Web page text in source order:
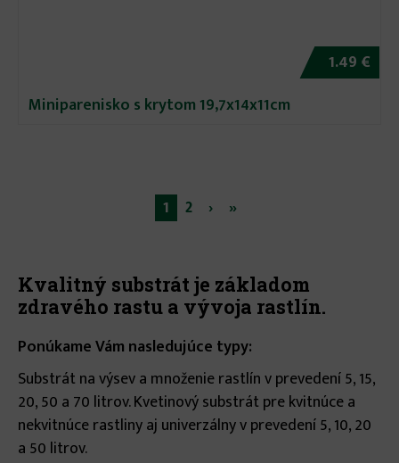
1.49 €
Miniparenisko s krytom 19,7x14x11cm
1 2 › »
Kvalitný substrát je základom
zdravého rastu a vývoja rastlín.
Ponúkame Vám nasledujúce typy:
Substrát na výsev a množenie rastlín v prevedení 5, 15,
20, 50 a 70 litrov. Kvetinový substrát pre kvitnúce a
nekvitnúce rastliny aj univerzálny v prevedení 5, 10, 20
a 50 litrov.